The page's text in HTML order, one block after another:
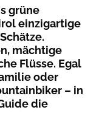
grüne
einzigartige
mächtige
Flüsse. Egal
oder
– in
die